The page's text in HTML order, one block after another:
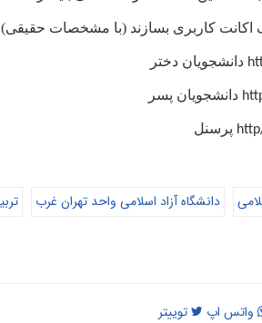
اکانت کاربری بسازند (با مشخصات
دانشجویان دختر
دانشجویان پسر
پرسنل
دانشگاه آزاد اسلامی واحد تهران غرب
واتس اپ توییتر